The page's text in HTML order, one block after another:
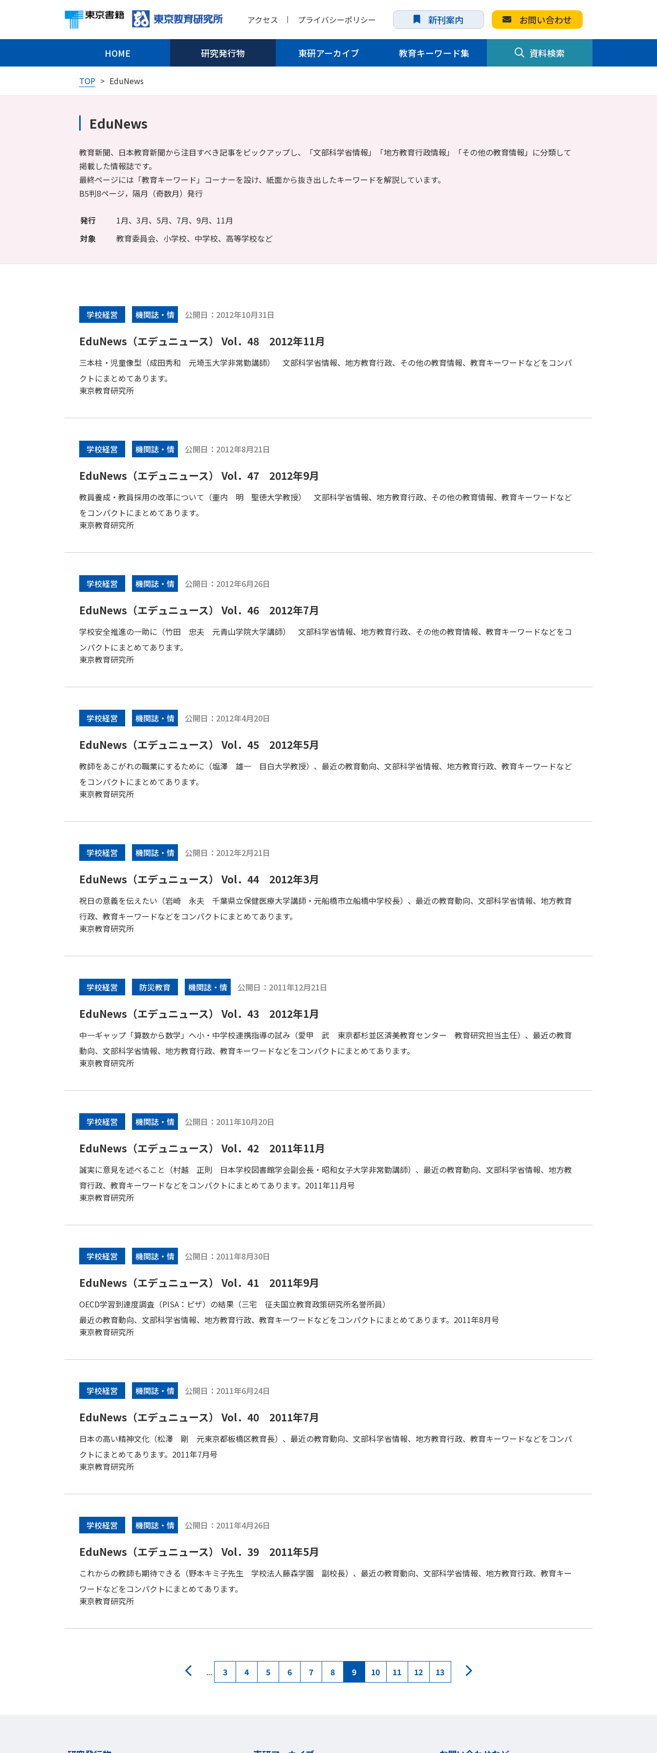
アクセス プライバシーポリシー 新刊案内 お問い合わせ
HOME 研究発行物 東研アーカイブ 教育キーワード集 資料検索
TOP EduNews
EduNews
教育新聞、日本教育新聞から注目すべき記事をピックアップし、「文部科学省情報」「地方教育行政情報」「その他の教育情報」に分類して
掲載した情報誌です。
最終ページには「教育キーワード」コーナーを設け、紙面から抜き出したキーワードを解説しています。
B5判8ページ，隔月（奇数月）発行
発行
1月、3月、5月、7月、9月、11月
対象
教育委員会、小学校、中学校、高等学校など
学校経営
機関誌・情
公開日： 2012年10月31日
EduNews（エデュニュース） Vol．48 2012年11月
三本柱・児童像型（成田秀和 元埼玉大学非常勤講師） 文部科学省情報、地方教育行政、その他の教育情報、教育キーワードなどをコンパ
クトにまとめてあります。
東京教育研究所
学校経営
機関誌・情
公開日： 2012年8月21日
EduNews（エデュニュース） Vol．47 2012年9月
教員養成・教員採用の改革について（壷内 明 聖徳大学教授） 文部科学省情報、地方教育行政、その他の教育情報、教育キーワードなど
をコンパクトにまとめてあります。
東京教育研究所
学校経営
機関誌・情
公開日： 2012年6月26日
EduNews（エデュニュース） Vol．46 2012年7月
学校安全推進の一助に（竹田 忠夫 元青山学院大学講師） 文部科学省情報、地方教育行政、その他の教育情報、教育キーワードなどをコ
ンパクトにまとめてあります。
東京教育研究所
学校経営
機関誌・情
公開日： 2012年4月20日
EduNews（エデュニュース） Vol．45 2012年5月
教師をあこがれの職業にするために（塩澤 雄一 目白大学教授）、最近の教育動向、文部科学省情報、地方教育行政、教育キーワードなど
をコンパクトにまとめてあります。
東京教育研究所
学校経営
機関誌・情
公開日： 2012年2月21日
EduNews（エデュニュース） Vol．44 2012年3月
祝日の意義を伝えたい（岩崎 永夫 千葉県立保健医療大学講師・元船橋市立船橋中学校長）、最近の教育動向、文部科学省情報、地方教育
行政、教育キーワードなどをコンパクトにまとめてあります。
東京教育研究所
学校経営 防災教育
機関誌・情
公開日： 2011年12月21日
EduNews（エデュニュース） Vol．43 2012年1月
中一ギャップ「算数から数学」へ小・中学校連携指導の試み（愛甲 武 東京都杉並区済美教育センター 教育研究担当主任）、最近の教育
動向、文部科学省情報、地方教育行政、教育キーワードなどをコンパクトにまとめてあります。
東京教育研究所
学校経営
機関誌・情
公開日： 2011年10月20日
EduNews（エデュニュース） Vol．42 2011年11月
誠実に意見を述べること（村越 正則 日本学校図書館学会副会長・昭和女子大学非常勤講師）、最近の教育動向、文部科学省情報、地方教
育行政、教育キーワードなどをコンパクトにまとめてあります。2011年11月号
東京教育研究所
学校経営
機関誌・情
公開日： 2011年8月30日
EduNews（エデュニュース） Vol．41 2011年9月
OECD学習到達度調査（PISA：ピザ）の結果（三宅 征夫国立教育政策研究所名誉所員）
最近の教育動向、文部科学省情報、地方教育行政、教育キーワードなどをコンパクトにまとめてあります。2011年8月号
東京教育研究所
学校経営
機関誌・情
公開日： 2011年6月24日
EduNews（エデュニュース） Vol．40 2011年7月
日本の高い精神文化（松澤 剛 元東京都板橋区教育長）、最近の教育動向、文部科学省情報、地方教育行政、教育キーワードなどをコンパ
クトにまとめてあります。2011年7月号
東京教育研究所
学校経営
機関誌・情
公開日： 2011年4月26日
EduNews（エデュニュース） Vol．39 2011年5月
これからの教師も期待できる（野本キミ子先生 学校法人藤森学園 副校長）、最近の教育動向、文部科学省情報、地方教育行政、教育キー
ワードなどをコンパクトにまとめてあります。
東京教育研究所
... 3 4 5 6 7 8 9 10 11 12 13